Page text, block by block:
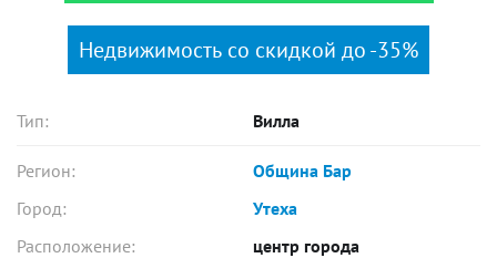
Недвижимость со скидкой до -35%
Тип: Вилла
Регион:
Община Бар
Город:
Утеха
Расположение:
центр города